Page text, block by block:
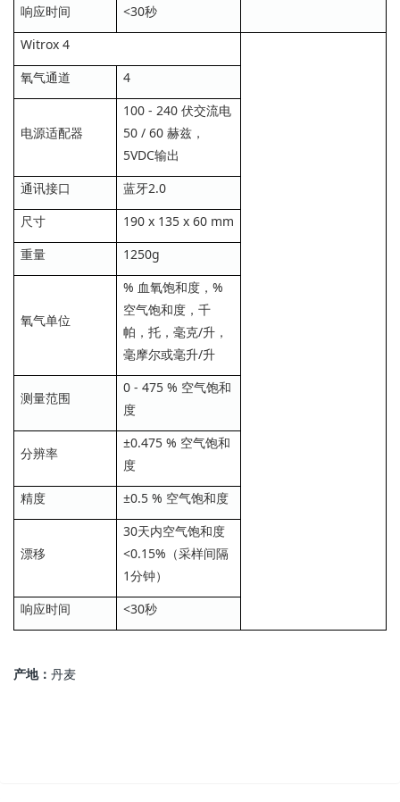
响应时间
<30秒
Witrox 4
氧气通道
4
电源适配器
100 - 240 伏交流电
50 / 60 赫兹，
5VDC输出
通讯接口
蓝牙2.0
尺寸
190 x 135 x 60 mm
重量
1250g
氧气单位
% 血氧饱和度，%
空气饱和度，千
帕，托，毫克/升，
毫摩尔或毫升/升
测量范围
0 - 475 % 空气饱和
度
分辨率
±0.475 % 空气饱和
度
精度
±0.5 % 空气饱和度
漂移
30天内空气饱和度
<0.15%（采样间隔
1分钟）
响应时间
<30秒
产地： 丹麦